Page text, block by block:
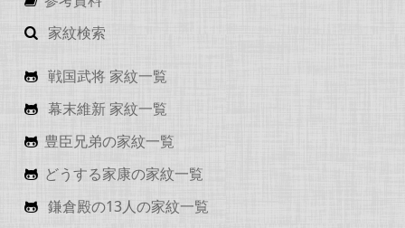
家紋検索
戦国武将 家紋一覧
幕末維新 家紋一覧
豊臣兄弟の家紋一覧
どうする家康の家紋一覧
鎌倉殿の13人の家紋一覧